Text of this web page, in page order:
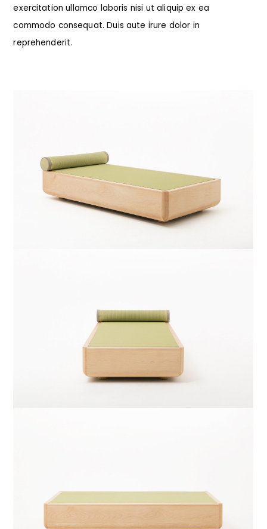
exercitation ullamco laboris nisi ut aliquip ex ea
commodo consequat. Duis aute irure dolor in
reprehenderit.